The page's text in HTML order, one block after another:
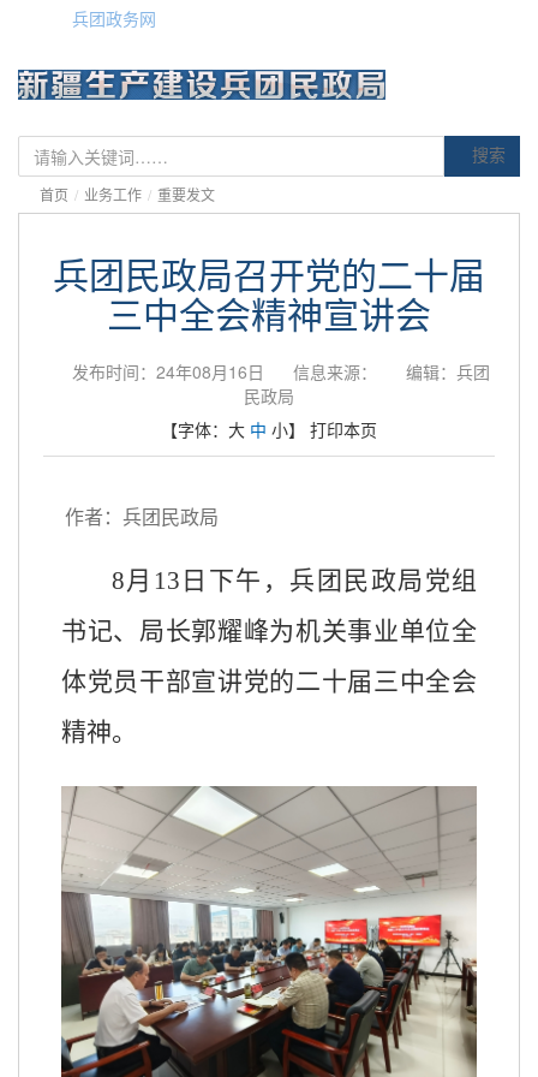
兵团政务网
搜索
首页 / 业务工作 / 重要发文
兵团民政局召开党的二十届
三中全会精神宣讲会
发布时间：24年08月16日 信息来源：
编辑：兵团
民政局
【字体： 大 中 小】 打印本页
作者：兵团民政局
8月 13 日下午，兵团民政局党组
书记、局长郭耀峰为机关事业单位全
体党员干部宣讲党的二十届三中全会
精神。